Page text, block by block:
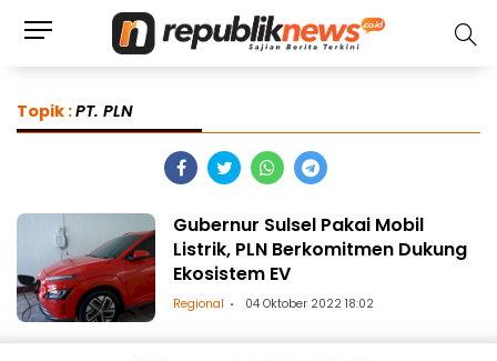
Topik :PT. PLN
Gubernur Sulsel Pakai Mobil
Listrik, PLN Berkomitmen Dukung
Ekosistem EV
Regional 04 Oktober 2022 18:02